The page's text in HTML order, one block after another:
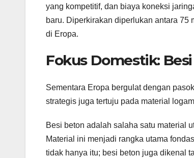
yang kompetitif, dan biaya koneksi
baru. Diperkirakan diperlukan antara
di Eropa.
Fokus Domestik:
Sementara Eropa bergulat dengan
strategis juga tertuju pada material
Besi beton adalah salaha satu material
Material ini menjadi rangka utama
tidak hanya itu; besi beton juga dikenal